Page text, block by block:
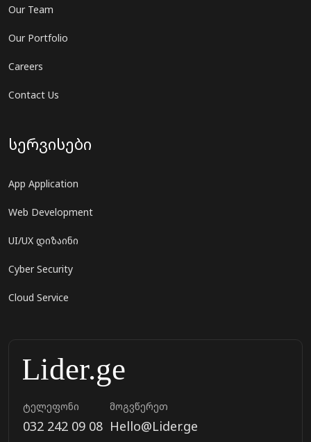
Our Team
Our Portfolio
Careers
Contact Us
სერვისები
App Application
Web Development
UI/UX დიზაინი
Cyber Security
Cloud Service
ტელეფონი
032 242 09 08
მოგვწერეთ
Hello@Lider.ge